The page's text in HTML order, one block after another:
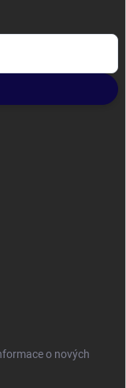
o nových